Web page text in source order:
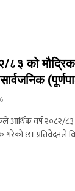
को मौद्रिक
आर्थिक वर्ष २०८२/८३
गरेको छ। प्रतिवेदनले